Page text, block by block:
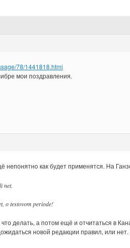
78/1441818.html
мои поздравления.
непонятно как будет применятся. На
net.
o testovom periode!
делать, а потом ещё и отчитаться в
новой редакции правил, или нет.